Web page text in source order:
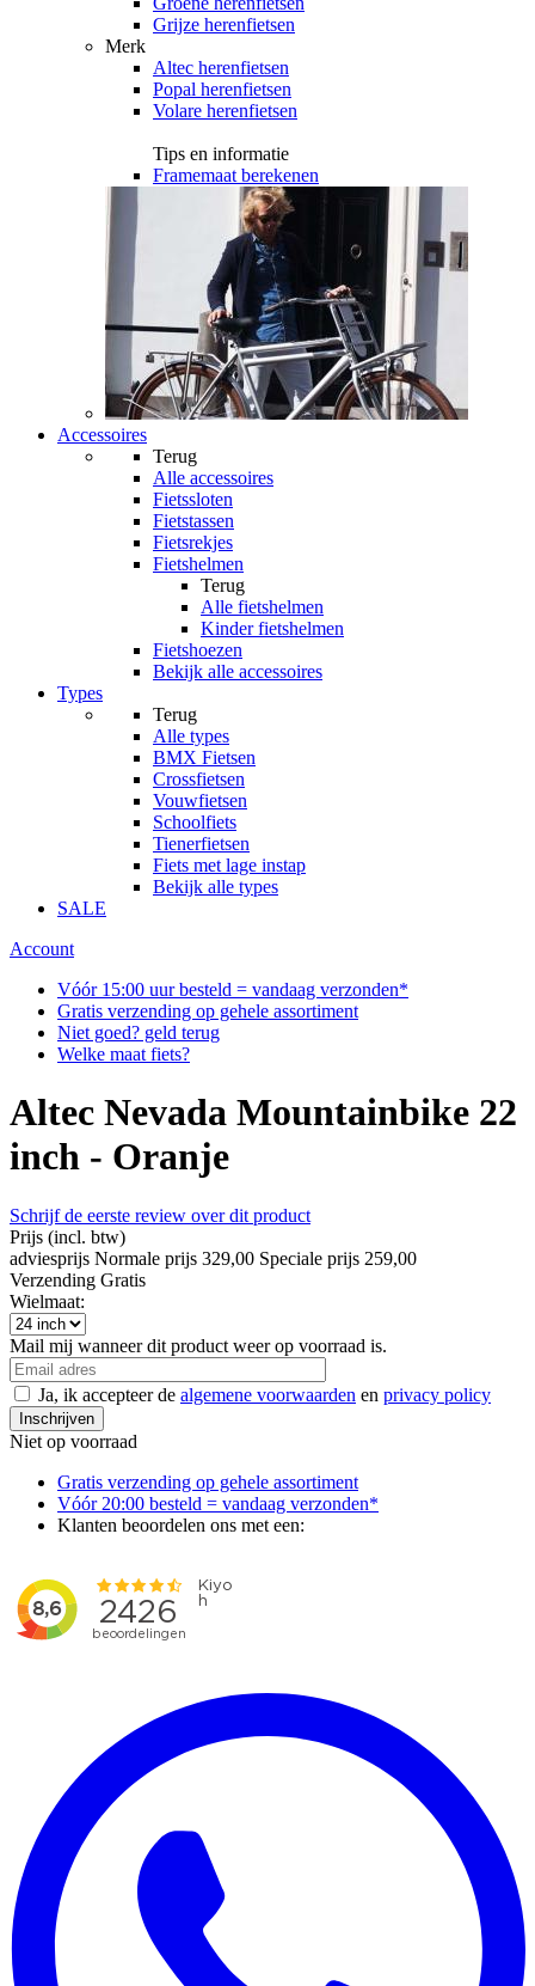
Grijze herenfietsen
Merk
Altec herenfietsen
Popal herenfietsen
Volare herenfietsen
Tips en informatie
Framemaat berekenen
Accessoires
Terug
Alle accessoires
Fietssloten
Fietstassen
Fietsrekjes
Fietshelmen
Terug
Alle fietshelmen
Kinder fietshelmen
Fietshoezen
Bekijk alle accessoires
Types
Terug
Alle types
BMX Fietsen
Crossfietsen
Vouwfietsen
Schoolfiets
Tienerfietsen
Fiets met lage instap
Bekijk alle types
SALE
Account
Vóór 15:00 uur besteld = vandaag verzonden*
Gratis verzending op gehele assortiment
Niet goed? geld terug
Welke maat fiets?
Altec Nevada Mountainbike 22
inch - Oranje
Schrijf de eerste review over dit product
Prijs (incl. btw)
adviesprijs Normale prijs 329,00 Speciale prijs 259,00
Verzending Gratis
Wielmaat:
Mail mij wanneer dit product weer op voorraad is.
Ja, ik accepteer de algemene voorwaarden en privacy policy
Inschrijven
Niet op voorraad
Gratis verzending op gehele assortiment
Vóór 20:00 besteld = vandaag verzonden*
Klanten beoordelen ons met een: